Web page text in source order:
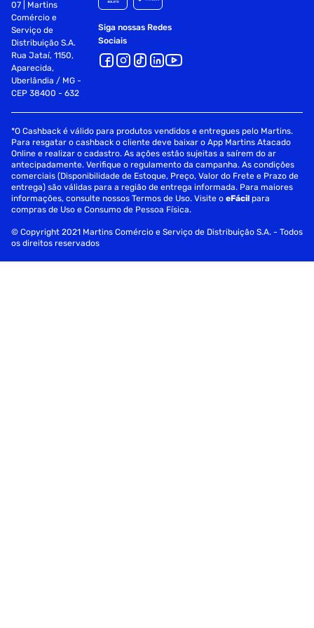
07 | Martins
Comércio e
Serviço de
Distribuição S.A.
Rua Jataí, 1150,
Aparecida,
Uberlândia / MG -
CEP 38400 - 632
Siga nossas Redes
Sociais
*O Cashback é válido para produtos vendidos e entregues pelo Martins.
Para resgatar o cashback o cliente deve baixar o App Martins Atacado
Online e realizar o cadastro. As ações estão sujeitas a saírem do ar
antecipadamente. Verifique o regulamento da campanha. As condições
comerciais (Disponibilidade de Estoque, Preço, Valor do Frete e Prazo de
entrega) são válidas para a região de entrega informada. Para maiores
informações, consulte nossos Termos de Uso. Visite oeFácil para
compras de Uso e Consumo de Pessoa Física.
© Copyright 2021 Martins Comércio e Serviço de Distribuição S.A. - Todos
os direitos reservados